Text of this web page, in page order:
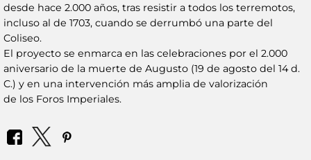
desde hace 2.000 años, tras resistir a todos los terremotos,
incluso al de 1703, cuando se derrumbó una parte del
Coliseo.
El proyecto se enmarca en las celebraciones por el 2.000
aniversario de la muerte de Augusto (19 de agosto del 14 d.
C.) y en una intervención más amplia de valorización
de los Foros Imperiales.